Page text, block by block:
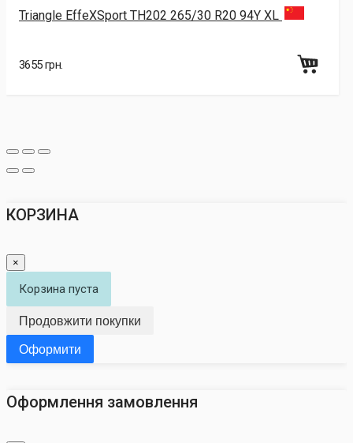
Triangle EffeXSport TH202 265/30 R20 94Y XL
3655 грн.
КОРЗИНА
×
Корзина пуста
Продовжити покупки
Оформити
Оформлення замовлення